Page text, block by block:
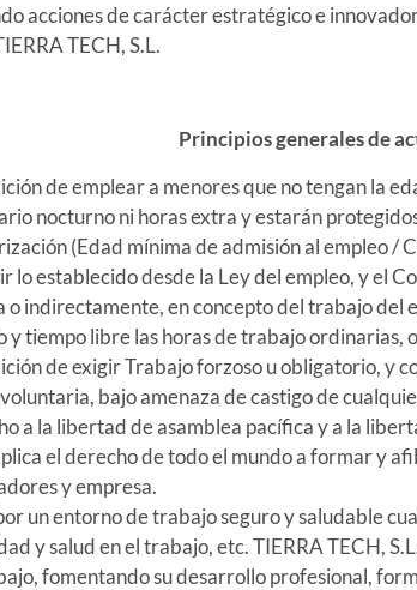
acciones de carácter estratégico e
TECH, S.L.
Principios generales de
de emplear a menores que no tengan la
nocturno ni horas extra y estarán
(Edad mínima de admisión al empleo /
lo establecido desde la Ley del empleo, y el
o indirectamente, en concepto del trabajo del
y tiempo libre las horas de trabajo ordinarias,
de exigir Trabajo forzoso u obligatorio, y
bajo amenaza de castigo de
a la libertad de asamblea pacífica y a la
el derecho de todo el mundo a formar y
y empresa.
un entorno de trabajo seguro y saludable
y salud en el trabajo, etc. TIERRA TECH,
fomentando su desarrollo profesional,